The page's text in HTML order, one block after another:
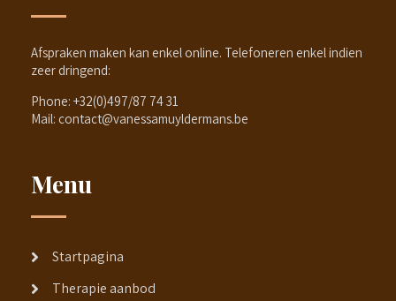
Afspraken maken kan enkel online. Telefoneren enkel indien
zeer dringend:
Phone: +32(0)497/87 74 31
Mail: contact@vanessamuyldermans.be
Menu
Startpagina
Therapie aanbod